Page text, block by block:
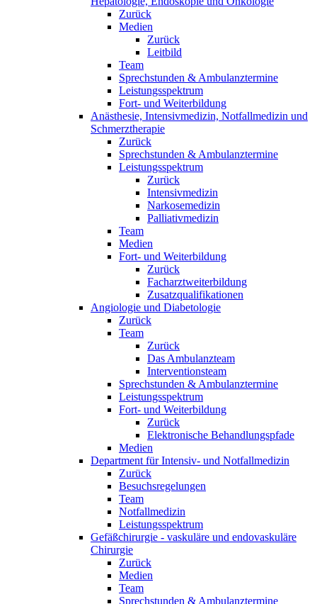
Zurück
Medien
Zurück
Leitbild
Team
Sprechstunden & Ambulanztermine
Leistungsspektrum
Fort- und Weiterbildung
Anästhesie, Intensivmedizin, Notfallmedizin und
Schmerztherapie
Zurück
Sprechstunden & Ambulanztermine
Leistungsspektrum
Zurück
Intensivmedizin
Narkosemedizin
Palliativmedizin
Team
Medien
Fort- und Weiterbildung
Zurück
Facharztweiterbildung
Zusatzqualifikationen
Angiologie und Diabetologie
Zurück
Team
Zurück
Das Ambulanzteam
Interventionsteam
Sprechstunden & Ambulanztermine
Leistungsspektrum
Fort- und Weiterbildung
Zurück
Elektronische Behandlungspfade
Medien
Department für Intensiv- und Notfallmedizin
Zurück
Besuchsregelungen
Team
Notfallmedizin
Leistungsspektrum
Gefäßchirurgie - vaskuläre und endovaskuläre
Chirurgie
Zurück
Medien
Team
Sprechstunden & Ambulanztermine